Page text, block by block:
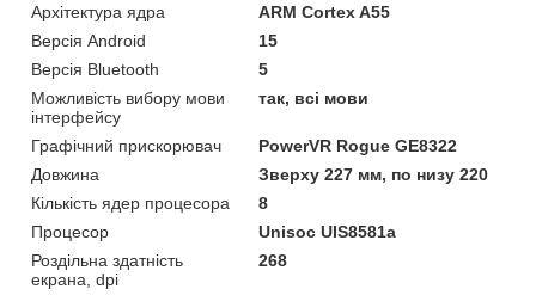
Архітектура ядра
ARM Cortex A55
Версія Android
15
Версія Bluetooth
5
Можливість вибору мови
інтерфейсу
так, всі мови
Графічний прискорювач
PowerVR Rogue GE8322
Довжина
Зверху 227 мм, по низу 220
Кількість ядер процесора
8
Процесор
Unisoc UIS8581a
Роздільна здатність
екрана, dpi
268